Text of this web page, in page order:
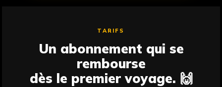
TARIFS
Un abonnement qui se
rembourse
dès le premier voyage. 🙌